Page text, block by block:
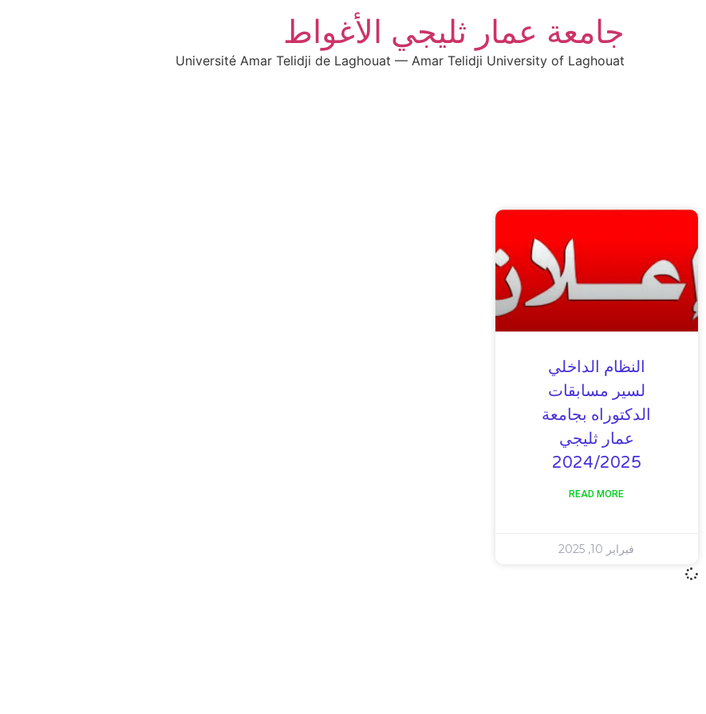
جامعة عمار ثليجي الأغواط
Université Amar Telidji de Laghouat — Amar Telidji University of Laghouat
النظام الداخلي
لسير مسابقات
الدكتوراه بجامعة
عمار ثليجي
2024/2025
READ MORE
فبراير 10, 2025